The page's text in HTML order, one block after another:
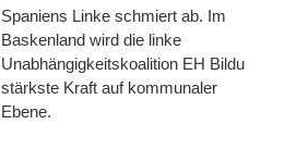
Spaniens Linke schmiert ab. Im
Baskenland wird die linke
Unabhängigkeitskoalition EH Bildu
stärkste Kraft auf kommunaler
Ebene.